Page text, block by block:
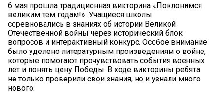
6 мая прошла традиционная викторина «Поклонимся
великим тем годам!». Учащиеся школы
соревновались в знаниях об истории Великой
Отечественной войны через исторический блок
вопросов и интерактивный конкурс. Особое внимание
было уделено литературным произведениям о войне,
которые помогают прочувствовать события военных
лет и понять цену Победы. В ходе викторины ребята
не только проверили свои знания, но и узнали много
нового.